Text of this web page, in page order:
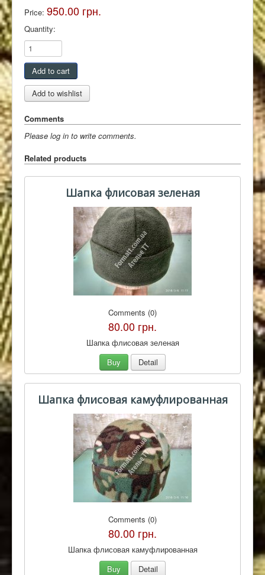
Price: 950.00 грн.
Quantity:
Comments
Please log in to write comments.
Related products
Шапка флисовая зеленая
Comments (0)
80.00 грн.
Шапка флисовая зеленая
Buy
Detail
Шапка флисовая камуфлированная
Comments (0)
80.00 грн.
Шапка флисовая камуфлированная
Buy
Detail